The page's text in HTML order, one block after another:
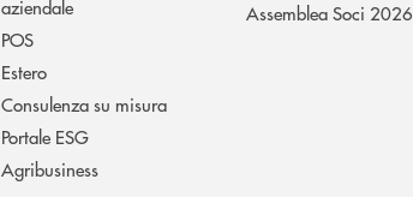
aziendale
POS
Estero
Consulenza su misura
Portale ESG
Agribusiness
Assemblea Soci 2026